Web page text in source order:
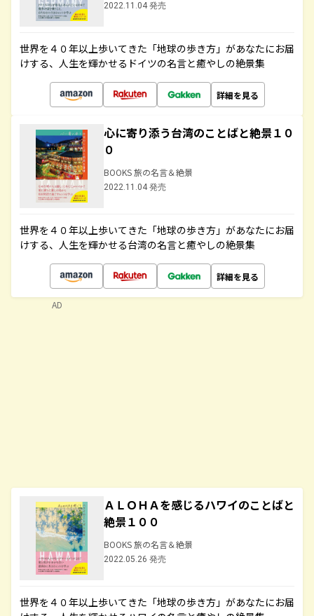
2022.11.04 発売
世界を４０年以上歩いてきた「地球の歩き方」があなたにお届
けする、人生を輝かせるドイツの名言と癒やしの絶景集
詳細を見る
心に寄り添う台湾のことばと絶景１０
０
BOOKS 旅の名言＆絶景
2022.11.04 発売
世界を４０年以上歩いてきた「地球の歩き方」があなたにお届
けする、人生を輝かせる台湾の名言と癒やしの絶景集
詳細を見る
ＡＬＯＨＡを感じるハワイのことばと
絶景１００
BOOKS 旅の名言＆絶景
2022.05.26 発売
世界を４０年以上歩いてきた「地球の歩き方」があなたにお届
AD